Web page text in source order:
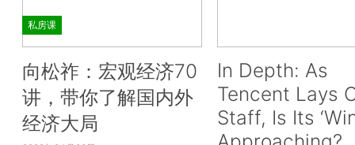
私房课
向松祚：宏观经济70
讲，带你了解国内外
经济大局
In Depth: As
Tencent Lays
Staff, Is Its